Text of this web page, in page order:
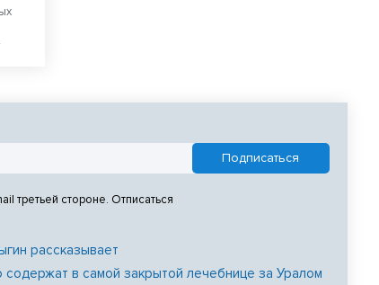
третьей стороне. Отписаться
рассказывает
содержат в самой закрытой лечебнице за Уралом